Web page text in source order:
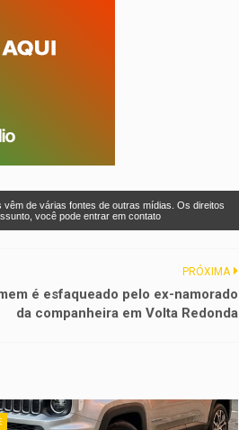
de várias fontes de outras mídias. Os direitos
você pode entrar em contato
PRÓXIMA
é esfaqueado pelo ex-namorado
da companheira em Volta Redonda